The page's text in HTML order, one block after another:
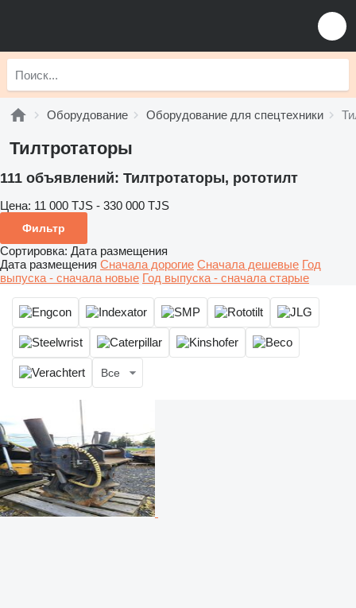
Оборудование Оборудование для спецтехники
Тилтротаторы
111 объявлений: Тилтротаторы, рототилт
Цена: 11 000 TJS - 330 000 TJS
Фильтр
Сортировка: Дата размещения
Дата размещения Сначала дорогие Сначала дешевые Год
выпуска - сначала новые Год выпуска - сначала старые
Все